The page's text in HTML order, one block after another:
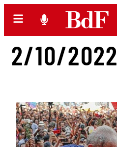
2/10/2022